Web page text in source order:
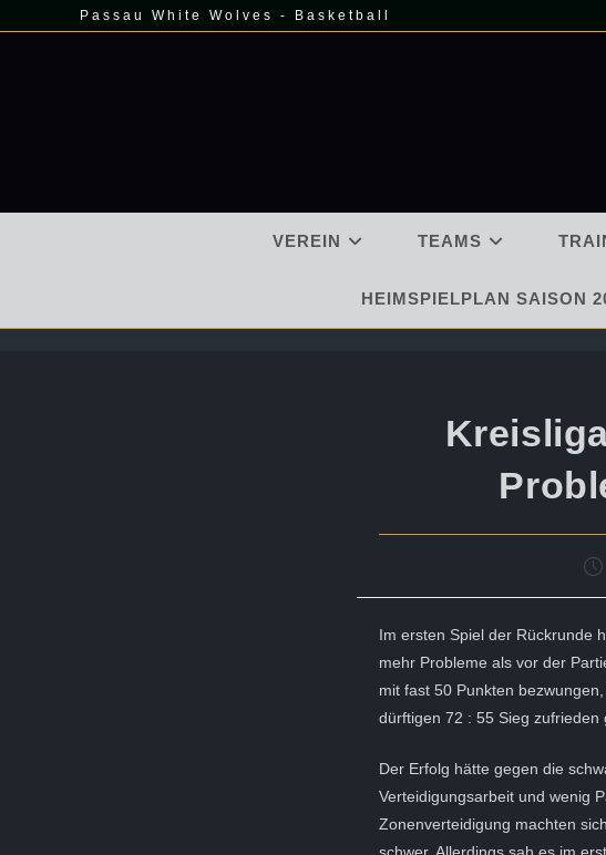
Passau White Wolves - Basketball
VEREIN TEAMS
HEIMSPIELPLAN SAISON
Im ersten Spiel der Rückrunde
mehr Probleme als vor der
mit fast 50 Punkten
dürftigen 72 : 55 Sieg zufrieden
Der Erfolg hätte gegen die
Verteidigungsarbeit und wenig
Zonenverteidigung machten